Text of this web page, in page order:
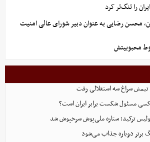
را تنگ‌تر کرد
محسن رضایی به عنوان دبیر شورای عالی امنیت
محبوبیتش
تیمش سراغ سه استقلالی رفت
مسئول شکست برابر ایران است؟
ترکید؛ ستاره ملی‌پوش سرخپوش شد
برتر دوباره جذاب می‌شود